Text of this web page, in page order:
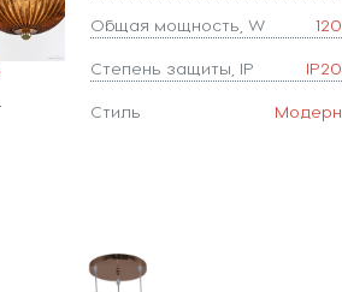
Общая мощность, W 120
Степень защиты, IP IP20
Стиль Модерн